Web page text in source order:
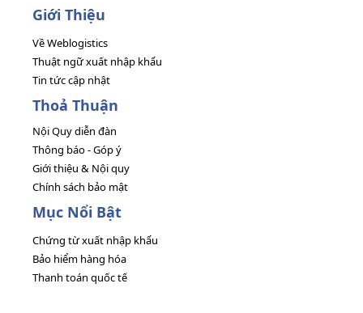
Giới Thiệu
Về Weblogistics
Thuật ngữ xuất nhập khẩu
Tin tức cập nhật
Thoả Thuận
Nội Quy diễn đàn
Thông báo - Góp ý
Giới thiệu & Nội quy
Chính sách bảo mật
Mục Nổi Bật
Chứng từ xuất nhập khẩu
Bảo hiểm hàng hóa
Thanh toán quốc tế